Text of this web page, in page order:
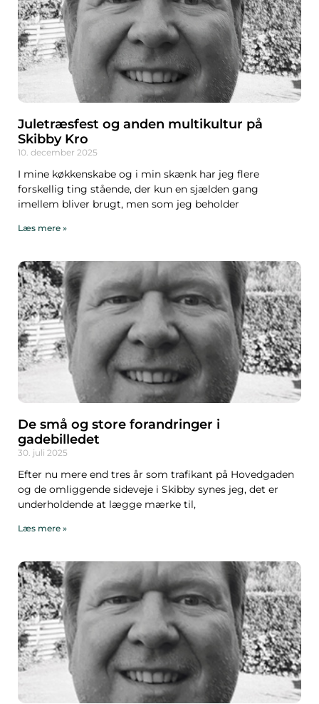
Juletræsfest og anden multikultur på
Skibby Kro
10. december 2025
I mine køkkenskabe og i min skænk har jeg flere
forskellig ting stående, der kun en sjælden gang
imellem bliver brugt, men som jeg beholder
Læs mere »
De små og store forandringer i
gadebilledet
30. juli 2025
Efter nu mere end tres år som trafikant på Hovedgaden
og de omliggende sideveje i Skibby synes jeg, det er
underholdende at lægge mærke til,
Læs mere »